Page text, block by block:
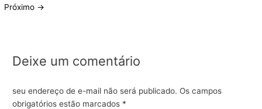
Próximo →
Deixe um comentário
seu endereço de e-mail não será publicado. Os campos
obrigatórios estão marcados *